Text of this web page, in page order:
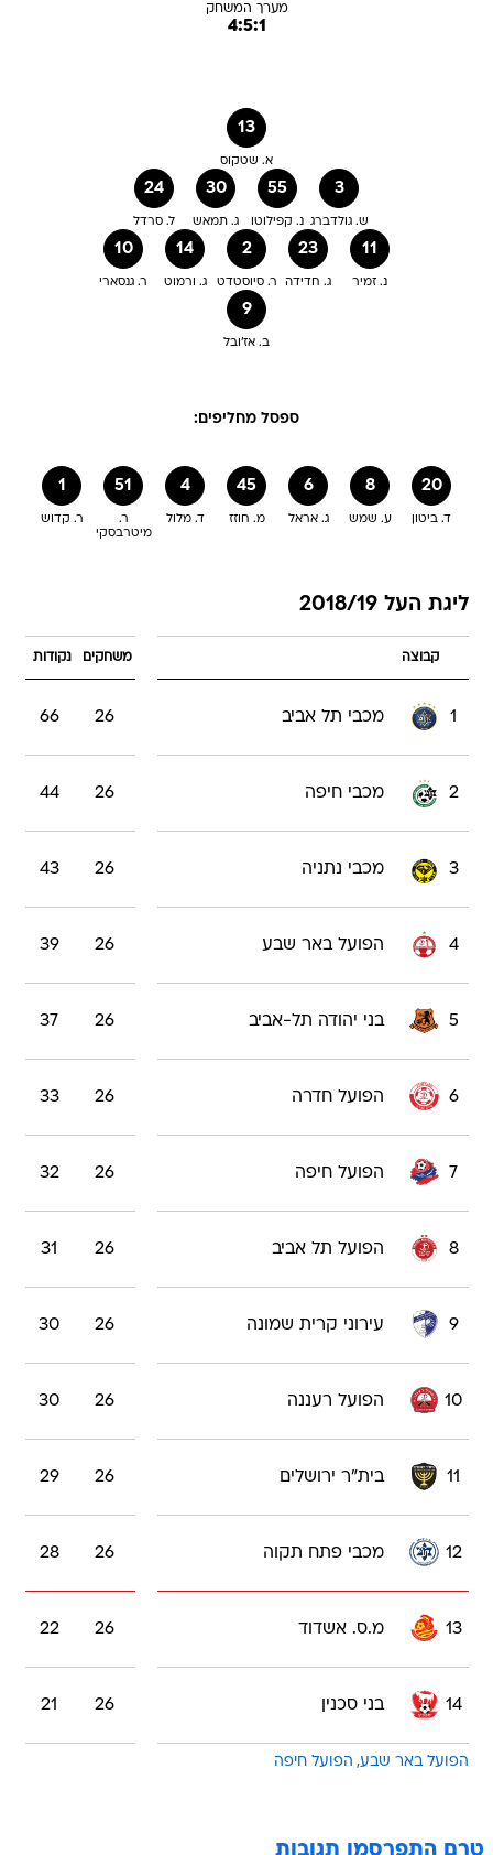
מערך המשחק
4:5:1
13
א. שטקוס
24
ל. סרדל
30
ג. תמאש
55
נ. קפילוטו
3
ש. גולדברג
10
ר. גנסארי
14
ג. ורמוט
2
ר. סיוסטדט
23
ג. חדידה
11
נ. זמיר
9
ב. אז'ובל
ספסל מחליפים:
1
ר. קדוש
51
ר.
מיטרבסקי
4
ד. מלול
45
מ. חוזז
6
ג. אראל
8
ע. שמש
20
ד. ביטון
ליגת העל 2018/19
קבוצה משחקים נקודות
1 מכבי תל אביב 26
66
2 מכבי חיפה 26
44
3 מכבי נתניה 26
43
4 הפועל באר שבע 26
39
5 בני יהודה תל-אביב 26
37
6 הפועל חדרה 26
33
7 הפועל חיפה 26
32
8 הפועל תל אביב 26
31
9 עירוני קרית שמונה 26
30
10 הפועל רעננה 26
30
11 בית"ר ירושלים 26
29
12 מכבי פתח תקוה 26
28
13 מ.ס. אשדוד 26
22
14 בני סכנין 26
21
הפועל באר שבע הפועל חיפה